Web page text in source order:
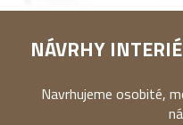
NÁVRHY
Navrhujeme osobité,